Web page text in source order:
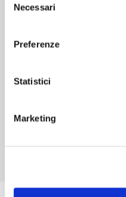
delNecessari
Preferenze
Statistici
Marketing
TELEFONO
ORARI DI APERTURA
ingresso a pagamento